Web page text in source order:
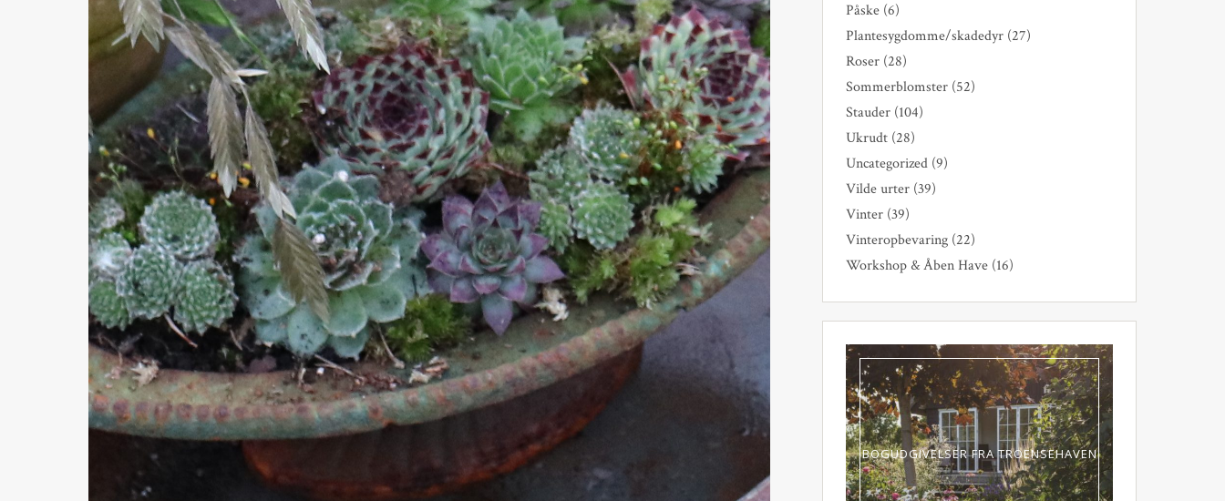
Påske (6)
Plantesygdomme/skadedyr (27)
Roser (28)
Sommerblomster (52)
Stauder (104)
Ukrudt (28)
Uncategorized (9)
Vilde urter (39)
Vinter (39)
Vinteropbevaring (22)
Workshop & Åben Have (16)
BOGUDGIVELSER FRA TROENSEHAVEN